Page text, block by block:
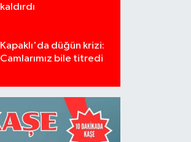
kaldırdı
Kapaklı'da düğün krizi:
Camlarımız bile titredi